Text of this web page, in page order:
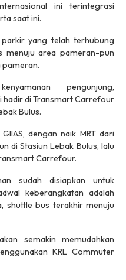
ini terintegrasi
saat ini.
yang telah terhubung
menuju area pameran-pun
pameran.
pengunjung,
hadir di Transmart Carrefour
Bulus.
dengan naik MRT dari
di Stasiun Lebak Bulus, lalu
Carrefour.
sudah disiapkan untuk
keberangkatan adalah
shuttle bus terakhir menuju
semakin memudahkan
KRL Commuter